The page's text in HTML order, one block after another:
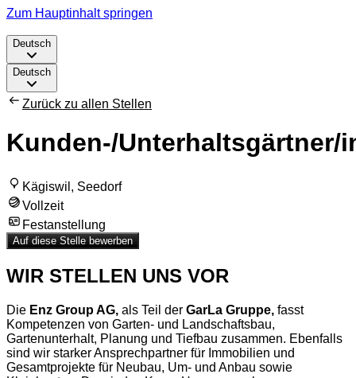
Zum Hauptinhalt springen
Deutsch
Deutsch
Zurück zu allen Stellen
Kunden-/Unterhaltsgärtner/
Kägiswil, Seedorf
Vollzeit
Festanstellung
Auf diese Stelle bewerben
WIR STELLEN UNS VOR
Die Enz Group AG, als Teil der GarLa Gruppe, fasst
Kompetenzen von Garten- und Landschaftsbau,
Gartenunterhalt, Planung und Tiefbau zusammen. Ebenfalls
sind wir starker Ansprechpartner für Immobilien und
Gesamtprojekte für Neubau, Um- und Anbau sowie